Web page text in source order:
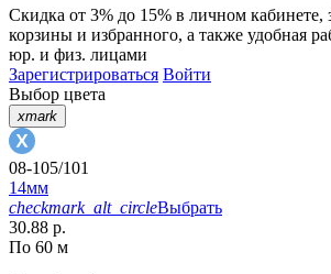
Скидка от 3% до 15% в личном кабинете,
корзины и избранного, а также удобная
юр. и физ. лицами
Зарегистрироваться Войти
Выбор цвета
xmark
08-105/101
14мм
checkmark_alt_circleВыбрать
30.88 р.
По 60 м